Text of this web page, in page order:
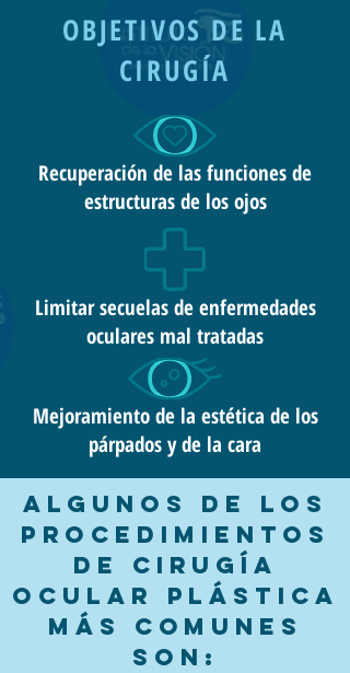
OBJETIVOS DE LA
CIRUGÍA
Recuperación de las funciones de
estructuras de los ojos
Limitar secuelas de enfermedades
oculares mal tratadas
Mejoramiento de la estética de los
párpados y de la cara
Algunos de los
procedimientos
de Cirugía
Ocular Plástica
más comunes
son: